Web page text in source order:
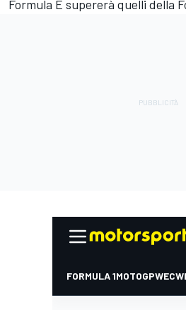
Formula E supererà quelli della